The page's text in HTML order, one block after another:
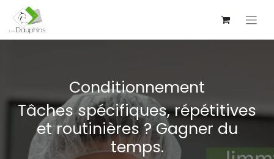
Conditionnement
Tâches spécifiques, répétitives
et routinières ? Gagner du
temps.